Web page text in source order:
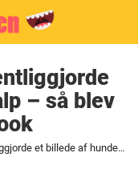
– så blev
16-årige Dominic offentliggjorde et billede af hundehvalp - så blev han anmeldt af Facebook